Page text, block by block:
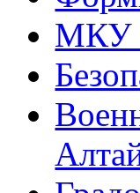
МКУ